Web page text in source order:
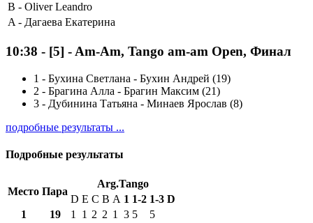
B - Oliver Leandro
A - Дагаева Екатерина
10:38 - [5] - Am-Am, Tango am-am Open, Финал
1 - Бухина Светлана - Бухин Андрей (19)
2 - Брагина Алла - Брагин Максим (21)
3 - Дубинина Татьяна - Минаев Ярослав (8)
подробные результаты ...
Подробные результаты
Место Пара
Arg.Tango
D E C B A 1 1-2 1-3 D
1
19 1 1 2 2 1 3 5
5